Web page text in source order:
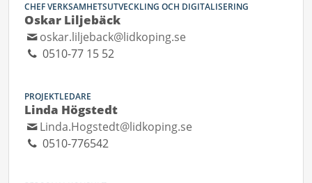
CHEF VERKSAMHETSUTVECKLING OCH DIGITALISERING
Oskar Liljebäck
oskar.liljeback@lidkoping.se
0510-77 15 52
PROJEKTLEDARE
Linda Högstedt
Linda.Hogstedt@lidkoping.se
0510-776542